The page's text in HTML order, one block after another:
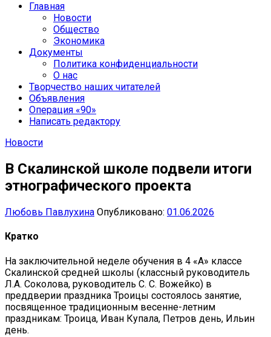
Главная
Новости
Общество
Экономика
Документы
Политика конфиденциальности
О нас
Творчество наших читателей
Объявления
Операция «90»
Написать редактору
Новости
В Скалинской школе подвели итоги
этнографического проекта
Любовь Павлухина Опубликовано: 01.06.2026
Кратко
На заключительной неделе обучения в 4 «А» классе
Скалинской средней школы (классный руководитель
Л.А. Соколова, руководитель С. С. Вожейко) в
преддверии праздника Троицы состоялось занятие,
посвященное традиционным весенне-летним
праздникам: Троица, Иван Купала, Петров день, Ильин
день.